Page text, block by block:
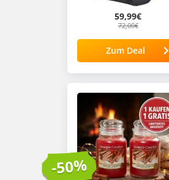
59,99€
72,00€
Zum Deal
-50%